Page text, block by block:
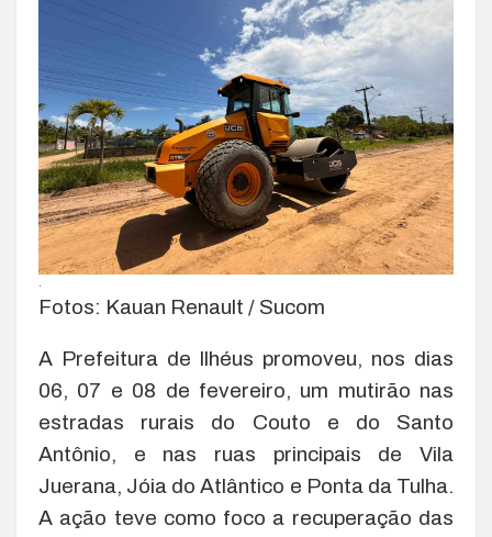
.
Fotos: Kauan Renault / Sucom
A Prefeitura de Ilhéus promoveu, nos dias
06, 07 e 08 de fevereiro, um mutirão nas
estradas rurais do Couto e do Santo
Antônio, e nas ruas principais de Vila
Juerana, Jóia do Atlântico e Ponta da Tulha.
A ação teve como foco a recuperação das